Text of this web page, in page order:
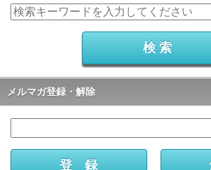
メルマガ登録・解除